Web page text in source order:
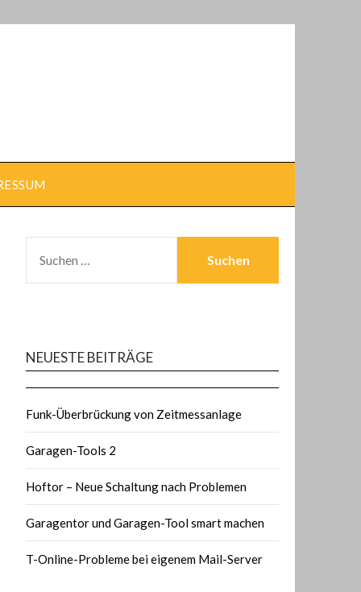
NACH:
NEUESTE BEITRÄGE
Funk-Überbrückung von Zeitmessanlage
Garagen-Tools 2
Hoftor – Neue Schaltung nach Problemen
Garagentor und Garagen-Tool smart machen
T-Online-Probleme bei eigenem Mail-Server